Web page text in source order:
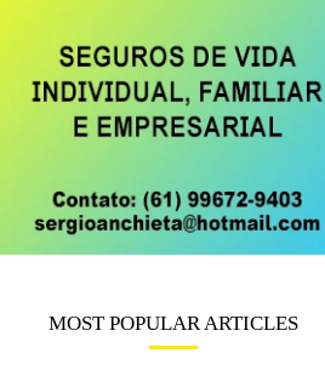
MOST POPULAR ARTICLES